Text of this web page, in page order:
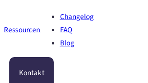
Ressourcen
Changelog
FAQ
Blog
Kontakt